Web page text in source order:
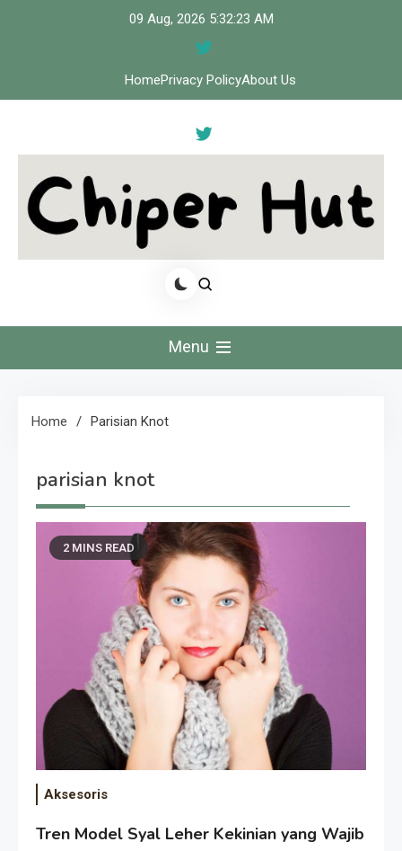
09 Aug, 2026 5:32:23 AM
HomePrivacy PolicyAbout Us
Cipher Hut
Menu
Home Parisian Knot
parisian knot
2 MINS READ
Aksesoris
Tren Model Syal Leher Kekinian yang Wajib